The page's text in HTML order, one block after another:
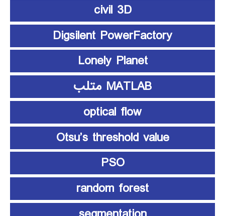
civil 3D
Digsilent PowerFactory
Lonely Planet
MATLAB متلب
optical flow
Otsu’s threshold value
PSO
random forest